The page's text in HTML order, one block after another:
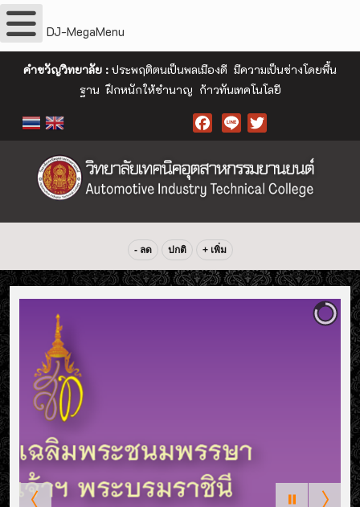
DJ-MegaMenu
คำขวัญวิทยาลัย : ประพฤติตนเป็นพลเมืองดี มีความเป็นช่างโดยพื้น
ฐาน ฝึกหนักให้ชำนาญ ก้าวทันเทคโนโลยี
- ลด ปกติ + เพิ่ม